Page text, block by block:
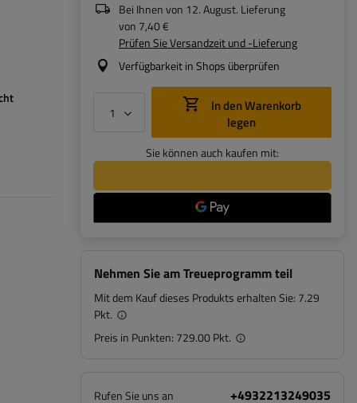
Bei Ihnen von 12. August. Lieferung
von 7,40 €
Prüfen Sie Versandzeit und -Lieferung
Verfügbarkeit in Shops überprüfen
legen
Sie können auch kaufen mit:
Nehmen Sie am Treueprogramm teil
Mit dem Kauf dieses Produkts erhalten Sie: 7.29
Pkt.
Preis in Punkten: 729.00 Pkt.
Rufen Sie uns an +4932213249035